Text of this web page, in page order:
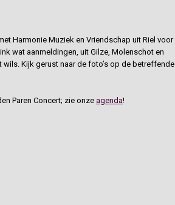
Harmonie Muziek en Vriendschap uit Riel voor
wat aanmeldingen, uit Gilze, Molenschot en
Kijk gerust naar de foto’s op de betreffende
Paren Concert; zie onze agenda!